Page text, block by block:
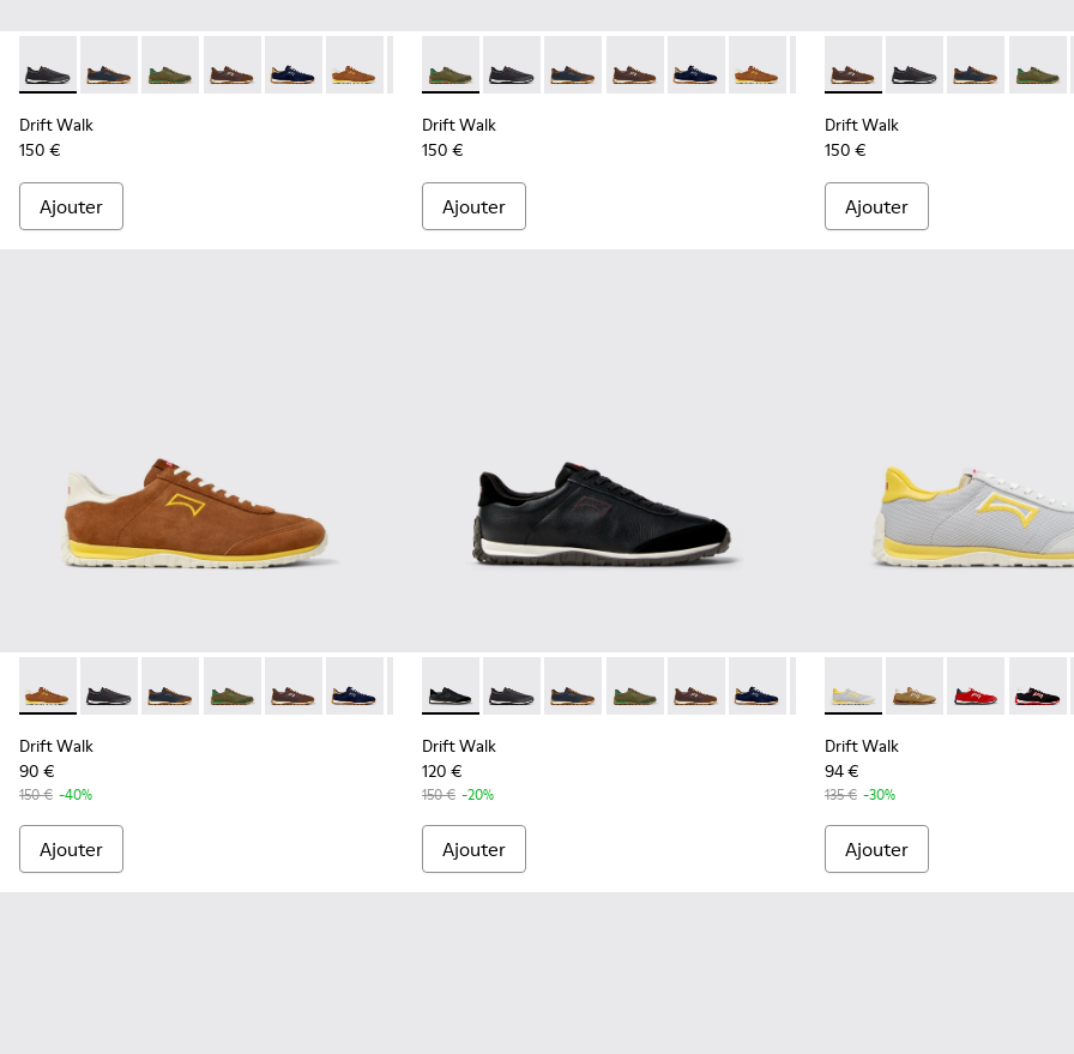
Drift Walk - K101097-009 - Baskets noires et grises en cuir et nubuck pour homme.
Drift Walk - K101097-008 - Baskets en cuir et nubuck bleus pour homme.
Drift Walk - K101097-007 - Baskets vertes en cuir velours et en cuir pour homme.
Drift Walk - K101097-006 - Baskets en cuir et nubuck marron pour homme.
Drift Walk - K101097-005 - Baskets en cuir et en daim bleues et marron Pour homme.
Drift Walk - K101097-003 - Baskets marron en daim et en cuir Pour homme.
Drift Walk - K101097-002 - Baskets en cuir et nubuck noires Pour homme.
Drift Walk
150 €
Ajouter
Drift Walk - K101097-007 - Baskets vertes en cuir velours et en cuir pour
Drift Walk - K101097-009 - Baskets noires et grises en cuir et nubuck
Drift Walk - K101097-008 - Baskets en cuir et nubuck bleus
Drift Walk - K101097-006 - Baskets en cuir et nubuck
Drift Walk - K101097-005 - Baskets en cuir et
Drift Walk - K101097-003 - Baskets
Drift Walk - K101097-002 -
Drift Walk
150 €
Ajouter
Drift Walk - K101097-006 -
Drift Walk -Drift Walk -
Drift
Drift Walk
150 €
Ajouter
Drift Walk - K101097-003 - Baskets marron en daim et en cuir Pour homme.
Drift Walk - K101097-009 - Baskets noires et grises en cuir et nubuck pour homme.
Drift Walk - K101097-008 - Baskets en cuir et nubuck bleus pour homme.
Drift Walk - K101097-007 - Baskets vertes en cuir velours et en cuir pour homme.
Drift Walk - K101097-006 - Baskets en cuir et nubuck marron pour homme.
Drift Walk - K101097-005 - Baskets en cuir et en daim bleues et marron Pour homme.
Drift Walk - K101097-002 - Baskets en cuir et nubuck noires Pour homme.
Drift Walk
90 €
150 € -40%
Ajouter
Drift Walk - K101097-002 - Baskets en cuir et nubuck noires Pour homme.
Drift Walk - K101097-009 - Baskets noires et grises en cuir et nubuck
Drift Walk - K101097-008 - Baskets en cuir et nubuck bleus
Drift Walk - K101097-007 - Baskets vertes en cuir
Drift Walk - K101097-006 - Baskets en cuir et
Drift Walk - K101097-005 - Baskets en
Drift Walk - K101097-003 -
Drift Walk
120 €
150 € -20%
Ajouter
Drift Walk - K101098-002 -
Drift Walk -Drift Walk -
Drift
Drift Walk
94 €
135 € -30%
Ajouter